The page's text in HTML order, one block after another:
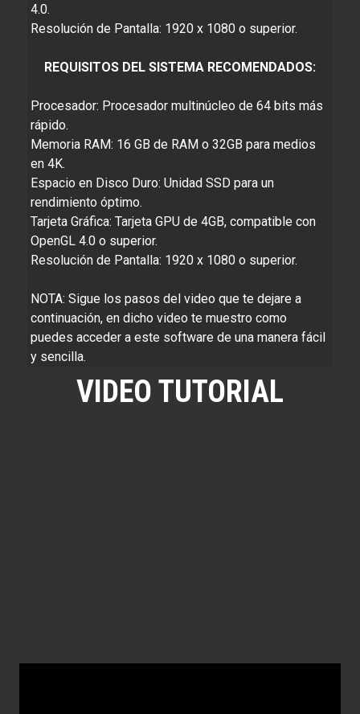
4.0.
Resolución de Pantalla: 1920 x 1080 o superior.
REQUISITOS DEL SISTEMA RECOMENDADOS:
Procesador: Procesador multinúcleo de 64 bits más
rápido.
Memoria RAM: 16 GB de RAM o 32GB para medios
en 4K.
Espacio en Disco Duro: Unidad SSD para un
rendimiento óptimo.
Tarjeta Gráfica: Tarjeta GPU de 4GB, compatible con
OpenGL 4.0 o superior.
Resolución de Pantalla: 1920 x 1080 o superior.
NOTA: Sigue los pasos del video que te dejare a
continuación, en dicho video te muestro como
puedes acceder a este software de una manera fácil
y sencilla.
VIDEO TUTORIAL